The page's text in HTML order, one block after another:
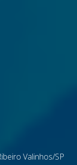
Valinhos/SP